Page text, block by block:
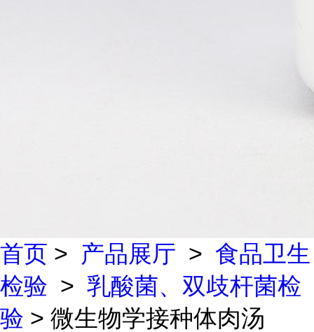
首页 > 产品展厅 > 食品卫生
检验 > 乳酸菌、双歧杆菌检
验 > 微生物学接种体肉汤